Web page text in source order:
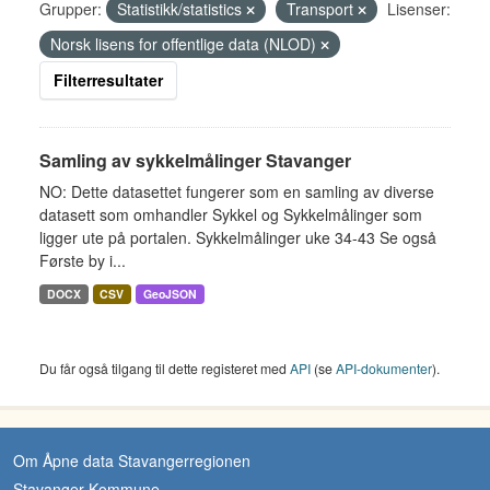
Grupper:
Statistikk/statistics Transport
Lisenser:
Norsk lisens for offentlige data (NLOD)
Filterresultater
Samling av sykkelmålinger Stavanger
NO: Dette datasettet fungerer som en samling av diverse
datasett som omhandler Sykkel og Sykkelmålinger som
ligger ute på portalen. Sykkelmålinger uke 34-43 Se også
Første by i...
DOCX CSV GeoJSON
Du får også tilgang til dette registeret med API (seAPI-dokumenter).
Om Åpne data Stavangerregionen